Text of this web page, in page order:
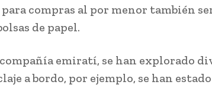
compras al por menor también
de papel.
emiratí, se han explorado
a bordo, por ejemplo, se han estado